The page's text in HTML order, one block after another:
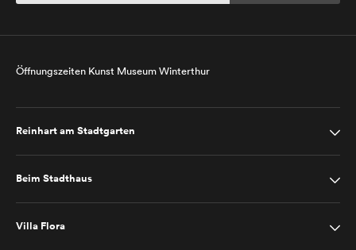
Öffnungszeiten Kunst Museum Winterthur
Reinhart am Stadtgarten
Beim Stadthaus
Villa Flora